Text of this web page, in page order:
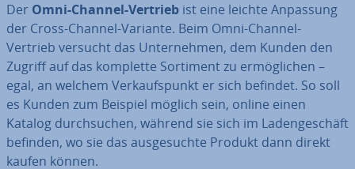
Der Omni-Channel-Vertrieb ist eine leichte Anpassung
der Cross-Channel-Variante. Beim Omni-Channel-
Vertrieb versucht das Un­ter­neh­men, dem Kunden den
Zugriff auf das komplette Sortiment zu er­mög­li­chen –
egal, an welchem Ver­kaufs­punkt er sich befindet. So soll
es Kunden zum Beispiel möglich sein, online einen
Katalog durch­su­chen, während sie sich im La­den­ge­schäft
befinden, wo sie das aus­ge­such­te Produkt dann direkt
kaufen können.